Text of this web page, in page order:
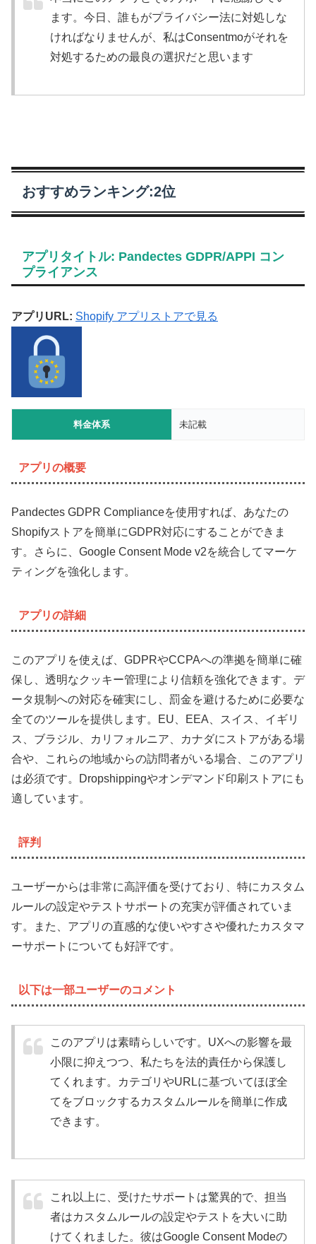
ます。今日、誰もがプライバシー法に対処しな
ければなりませんが、私はConsentmoがそれを
対処するための最良の選択だと思います
おすすめランキング:2位
アプリタイトル: Pandectes GDPR/APPI コン
プライアンス
アプリURL: Shopify アプリストアで見る
料金体系 未記載
アプリの概要
Pandectes GDPR Complianceを使用すれば、あなたの
Shopifyストアを簡単にGDPR対応にすることができま
す。さらに、Google Consent Mode v2を統合してマーケ
ティングを強化します。
アプリの詳細
このアプリを使えば、GDPRやCCPAへの準拠を簡単に確
保し、透明なクッキー管理により信頼を強化できます。デ
ータ規制への対応を確実にし、罰金を避けるために必要な
全てのツールを提供します。EU、EEA、スイス、イギリ
ス、ブラジル、カリフォルニア、カナダにストアがある場
合や、これらの地域からの訪問者がいる場合、このアプリ
は必須です。Dropshippingやオンデマンド印刷ストアにも
適しています。
評判
ユーザーからは非常に高評価を受けており、特にカスタム
ルールの設定やテストサポートの充実が評価されていま
す。また、アプリの直感的な使いやすさや優れたカスタマ
ーサポートについても好評です。
以下は一部ユーザーのコメント
このアプリは素晴らしいです。UXへの影響を最
小限に抑えつつ、私たちを法的責任から保護し
てくれます。カテゴリやURLに基づいてほぼ全
てをブロックするカスタムルールを簡単に作成
できます。
これ以上に、受けたサポートは驚異的で、担当
者はカスタムルールの設定やテストを大いに助
けてくれました。彼はGoogle Consent Modeの